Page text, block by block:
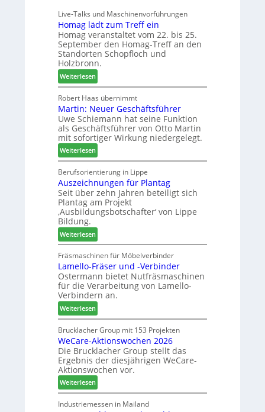
e
n
a
u
s
f
ü
r
W
e
m
h
ö
n
e
r
c
h
e
n
s
t
a
u
r
a
u
m
-
S
o
r
t
i
m
e
n
t
Live-Talks und Maschinenvorführungen
Homag lädt zum Treff ein
Homag veranstaltet vom 22. bis 25.
September den Homag-Treff an den
Standorten Schopfloch und
Holzbronn.
Weiterlesen:
H
o
m
a
g
l
ä
d
t
z
u
m
T
e
f
f
e
i
n
Robert Haas übernimmt
Martin: Neuer Geschäftsführer
Uwe Schiemann hat seine Funktion
als Geschäftsführer von Otto Martin
mit sofortiger Wirkung niedergelegt.
Weiterlesen:
M
a
r
t
i
n
N
e
u
e
r
G
e
s
c
h
ä
f
t
s
f
ü
h
Berufsorientierung in Lippe
Auszeichnungen für Plantag
Seit über zehn Jahren beteiligt sich
Plantag am Projekt
‚Ausbildungsbotschafter‘ von Lippe
Bildung.
Weiterlesen:
A
u
s
z
e
i
c
h
n
u
n
g
e
n
f
ü
Fräsmaschinen für Möbelverbinder
Lamello-Fräser und -Verbinder
Ostermann bietet Nutfräsmaschinen
für die Verarbeitung von Lamello-
Verbindern an.
Weiterlesen:
L
a
m
e
l
l
o
-
F
Brucklacher Group mit 153 Projekten
WeCare-Aktionswochen 2026
Die Brucklacher Group stellt das
Ergebnis der diesjährigen WeCare-
Aktionswochen vor.
Weiterlesen:
W
e
Industriemessen in Mailand